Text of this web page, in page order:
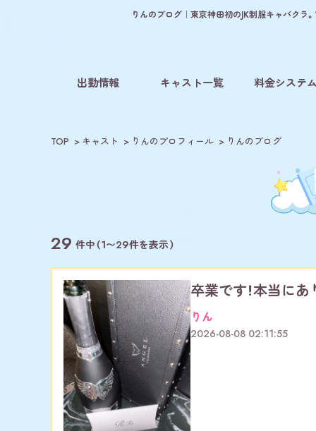
りんのブログ｜東京神田初のJK制服キャバクラ
出勤情報 キャスト一覧 料金システ
TOP キャスト りんのプロフィール りんのブログ
29 件中（1〜29件を表示）
卒業です！本当に
りん
2026-08-08 02:11:55